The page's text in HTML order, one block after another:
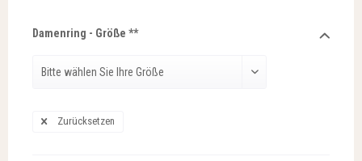
Damenring - Größe **
Zurücksetzen